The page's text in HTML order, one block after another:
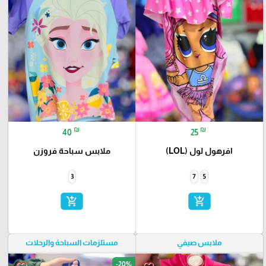
25 ₪
افرهول لول (LOL)
5
7
add_shopping_cart
40 ₪
ملابس سباحة فروزن
3
add_shopping_cart
ملابس صيفي مستلزمات السباحة والرحلات
-20%